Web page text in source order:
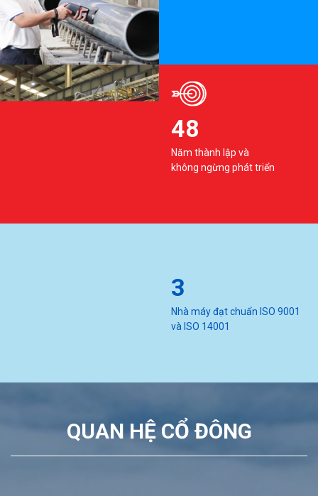
48
Năm thành lập và
không ngừng phát triển
3
Nhà máy đạt chuẩn ISO 9001
và ISO 14001
QUAN HỆ CỔ ĐÔNG